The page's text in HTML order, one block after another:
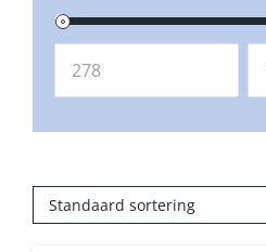
Snel leverbaar
Balkonklemmen